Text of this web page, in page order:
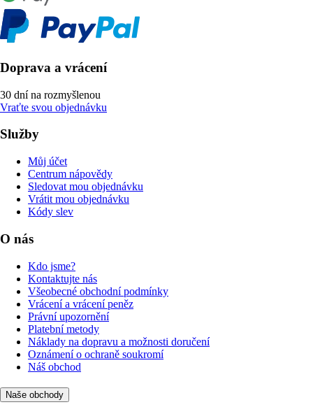
Doprava a vrácení
30 dní na rozmyšlenou
Vraťte svou objednávku
Služby
Můj účet
Centrum nápovědy
Sledovat mou objednávku
Vrátit mou objednávku
Kódy slev
O nás
Kdo jsme?
Kontaktujte nás
Všeobecné obchodní podmínky
Vrácení a vrácení peněz
Právní upozornění
Platební metody
Náklady na dopravu a možnosti doručení
Oznámení o ochraně soukromí
Náš obchod
Naše obchody